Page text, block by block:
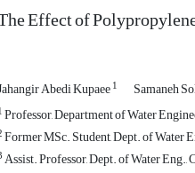
Effect of
Abedi Kupaee1 Samaneh
Professor, Department of Water
Former MSc. Student, Dept. of Water
Assist. Professor, Dept. of Water